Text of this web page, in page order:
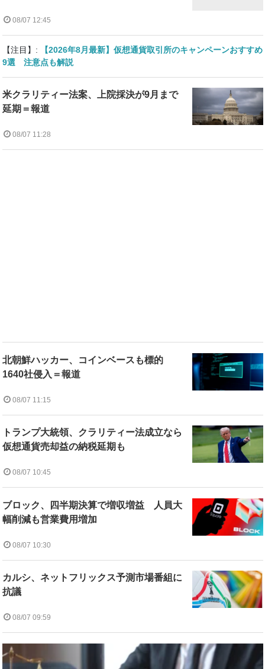
08/07 12:45
【注目】:
【2026年8月最新】仮想通貨取引所のキャンペーンおすすめ
9選 注意点も解説
米クラリティー法案、上院採決が9月まで
延期＝報道
08/07 11:28
北朝鮮ハッカー、コインベースも標的
1640社侵入＝報道
08/07 11:15
トランプ大統領、クラリティー法成立なら
仮想通貨売却益の納税延期も
08/07 10:45
ブロック、四半期決算で増収増益 人員大
幅削減も営業費用増加
08/07 10:30
カルシ、ネットフリックス予測市場番組に
抗議
08/07 09:59